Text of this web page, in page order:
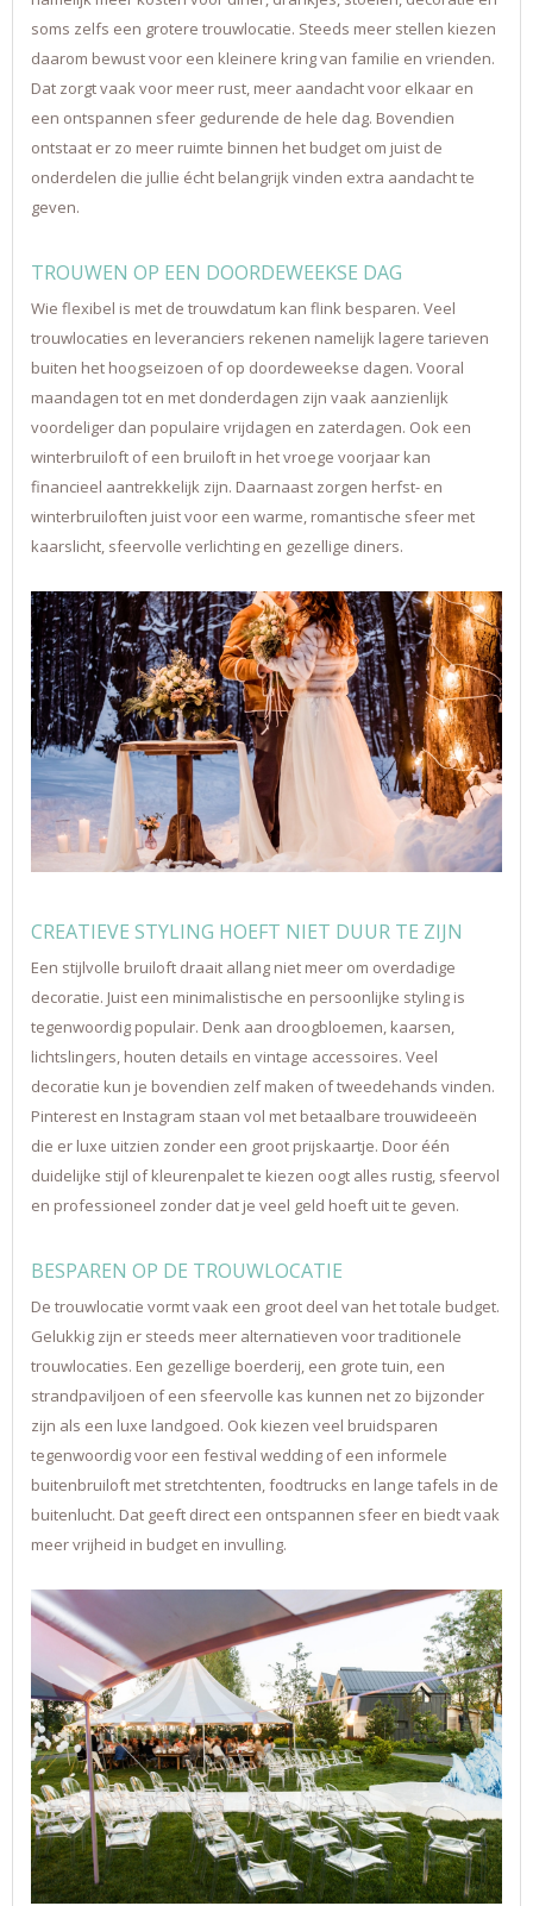
soms zelfs een grotere trouwlocatie. Steeds meer stellen kiezen
daarom bewust voor een kleinere kring van familie en vrienden.
Dat zorgt vaak voor meer rust, meer aandacht voor elkaar en
een ontspannen sfeer gedurende de hele dag. Bovendien
ontstaat er zo meer ruimte binnen het budget om juist de
onderdelen die jullie écht belangrijk vinden extra aandacht te
geven.
TROUWEN OP EEN DOORDEWEEKSE DAG
Wie flexibel is met de trouwdatum kan flink besparen. Veel
trouwlocaties en leveranciers rekenen namelijk lagere tarieven
buiten het hoogseizoen of op doordeweekse dagen. Vooral
maandagen tot en met donderdagen zijn vaak aanzienlijk
voordeliger dan populaire vrijdagen en zaterdagen. Ook een
winterbruiloft of een bruiloft in het vroege voorjaar kan
financieel aantrekkelijk zijn. Daarnaast zorgen herfst- en
winterbruiloften juist voor een warme, romantische sfeer met
kaarslicht, sfeervolle verlichting en gezellige diners.
CREATIEVE STYLING HOEFT NIET DUUR TE ZIJN
Een stijlvolle bruiloft draait allang niet meer om overdadige
decoratie. Juist een minimalistische en persoonlijke styling is
tegenwoordig populair. Denk aan droogbloemen, kaarsen,
lichtslingers, houten details en vintage accessoires. Veel
decoratie kun je bovendien zelf maken of tweedehands vinden.
Pinterest en Instagram staan vol met betaalbare trouwideeën
die er luxe uitzien zonder een groot prijskaartje. Door één
duidelijke stijl of kleurenpalet te kiezen oogt alles rustig, sfeervol
en professioneel zonder dat je veel geld hoeft uit te geven.
BESPAREN OP DE TROUWLOCATIE
De trouwlocatie vormt vaak een groot deel van het totale budget.
Gelukkig zijn er steeds meer alternatieven voor traditionele
trouwlocaties. Een gezellige boerderij, een grote tuin, een
strandpaviljoen of een sfeervolle kas kunnen net zo bijzonder
zijn als een luxe landgoed. Ook kiezen veel bruidsparen
tegenwoordig voor een festival wedding of een informele
buitenbruiloft met stretchtenten, foodtrucks en lange tafels in de
buitenlucht. Dat geeft direct een ontspannen sfeer en biedt vaak
meer vrijheid in budget en invulling.